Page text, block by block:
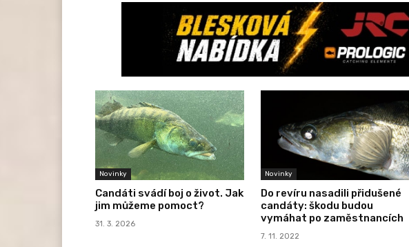
Novinky
Candáti svádí boj o život. Jak
jim můžeme pomoct?
31. 3. 2026
Novinky
Do revíru nasadili přidušené
candáty: škodu budou
vymáhat po zaměstnancích
7. 11. 2022